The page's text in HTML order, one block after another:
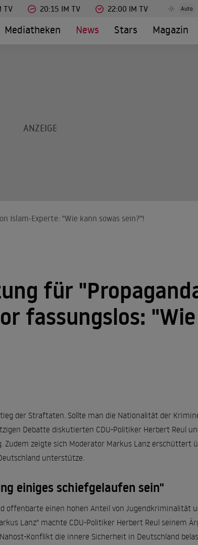
TV 20:15 IM TV 22:00 IM TV Auto
Mediatheken News Stars Magazin
Islam-Experte: "Wie kann sowas sein?"!
für
fassungslos:
der Straftaten. Sollte man die Nationalität der
Debatte diskutierten CDU-Politiker Herbert Reul
Zudem zeigte sich Moderator Markus Lanz erschüttert
unterstütze.
einiges schiefgelaufen sein"
einen hohen Anteil von Jugendkriminalität
Lanz" machte CDU-Politiker Herbert Reul seinem
Konflikt die innere Sicherheit in Deutschland